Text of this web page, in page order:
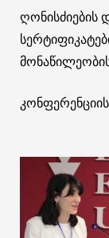
ღონისძიების